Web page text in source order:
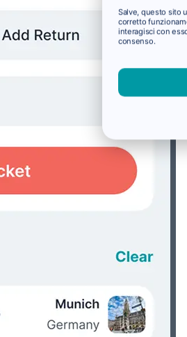
Salve, questo sito
corretto
interagisci con
consenso.